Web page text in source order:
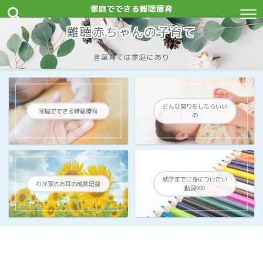
家庭でできる難聴療育
難聴赤ちゃんの子育て
言葉育ては家庭にあり
家庭でできる難聴療育
どんな関りをしたらいい
の
わが家のお耳の成長記録
就学までに身につけたい
動詞900